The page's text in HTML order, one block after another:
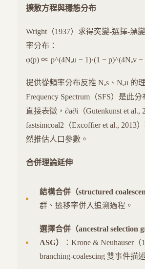
擴散方程與穩態分布
Wright（1937）求得突變-選擇-漂
率分布：
φ(p) ∝ p^(4Nₑu − 1)·(1 − p)^(4Nₑv −
提供從頻率分布反推 Nₑs、Nₑu 的
Frequency Spectrum（SFS）是此
直接表徵，∂a∂i（Gutenkunst et al.,
fastsimcoal2（Excoffier et al., 2013
然推估人口參數。
合併理論延伸
結構合併（structured
群、遷移率併入追溯過程。
選擇合併（ancestral selection
ASG）
：Krone & Neuhauser（
branching-coalescing 雙事件描